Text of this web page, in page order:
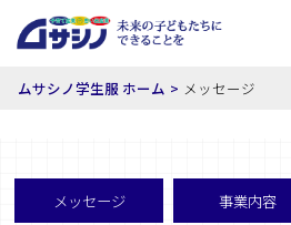
ムサシノ学生服 ホーム メッセージ
メッセージ 事業内容